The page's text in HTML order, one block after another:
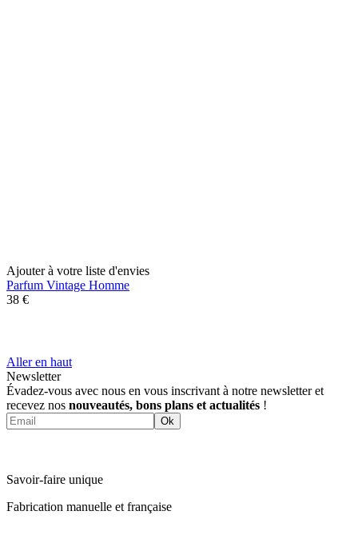
Ajouter à votre liste d'envies
Parfum Vintage Homme
38 €
Aller en haut
Newsletter
Évadez-vous avec nous en vous inscrivant à notre newsletter et
recevez nos nouveautés, bons plans et actualités !
Ok
Savoir-faire unique
Fabrication manuelle et française